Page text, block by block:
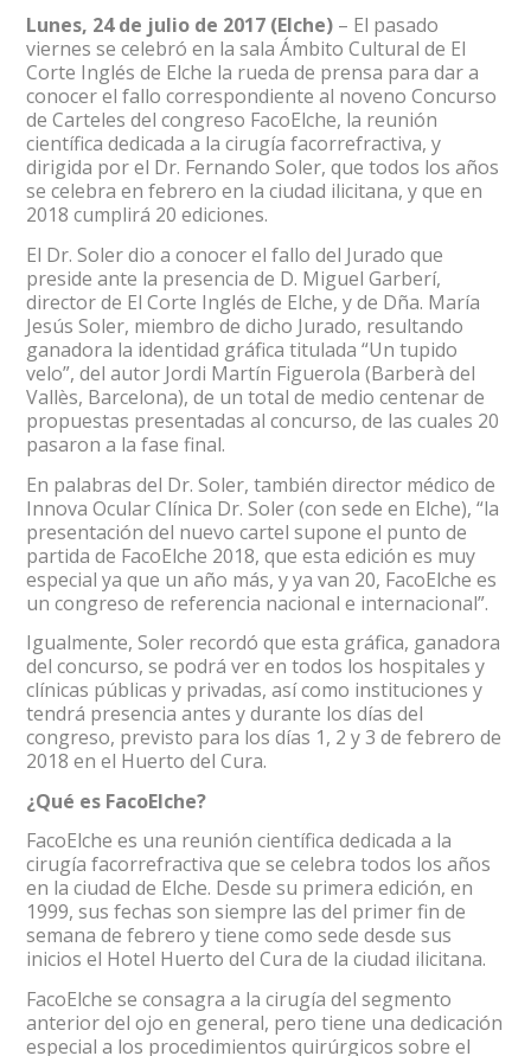
Lunes, 24 de julio de 2017 (Elche) – El pasado
viernes se celebró en la sala Ámbito Cultural de El
Corte Inglés de Elche la rueda de prensa para dar a
conocer el fallo correspondiente al noveno Concurso
de Carteles del congreso FacoElche, la reunión
científica dedicada a la cirugía facorrefractiva, y
dirigida por el Dr. Fernando Soler, que todos los años
se celebra en febrero en la ciudad ilicitana, y que en
2018 cumplirá 20 ediciones.
El Dr. Soler dio a conocer el fallo del Jurado que
preside ante la presencia de D. Miguel Garberí,
director de El Corte Inglés de Elche, y de Dña. María
Jesús Soler, miembro de dicho Jurado, resultando
ganadora la identidad gráfica titulada “Un tupido
velo”, del autor Jordi Martín Figuerola (Barberà del
Vallès, Barcelona), de un total de medio centenar de
propuestas presentadas al concurso, de las cuales 20
pasaron a la fase final.
En palabras del Dr. Soler, también director médico de
Innova Ocular Clínica Dr. Soler (con sede en Elche), “la
presentación del nuevo cartel supone el punto de
partida de FacoElche 2018, que esta edición es muy
especial ya que un año más, y ya van 20, FacoElche es
un congreso de referencia nacional e internacional”.
Igualmente, Soler recordó que esta gráfica, ganadora
del concurso, se podrá ver en todos los hospitales y
clínicas públicas y privadas, así como instituciones y
tendrá presencia antes y durante los días del
congreso, previsto para los días 1, 2 y 3 de febrero de
2018 en el Huerto del Cura.
¿Qué es FacoElche?
FacoElche es una reunión científica dedicada a la
cirugía facorrefractiva que se celebra todos los años
en la ciudad de Elche. Desde su primera edición, en
1999, sus fechas son siempre las del primer fin de
semana de febrero y tiene como sede desde sus
inicios el Hotel Huerto del Cura de la ciudad ilicitana.
FacoElche se consagra a la cirugía del segmento
anterior del ojo en general, pero tiene una dedicación
especial a los procedimientos quirúrgicos sobre el